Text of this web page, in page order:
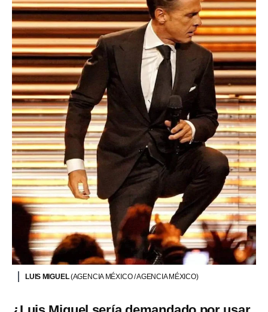
LUIS MIGUEL(AGENCIA MÉXICO / AGENCIA MÉXICO)